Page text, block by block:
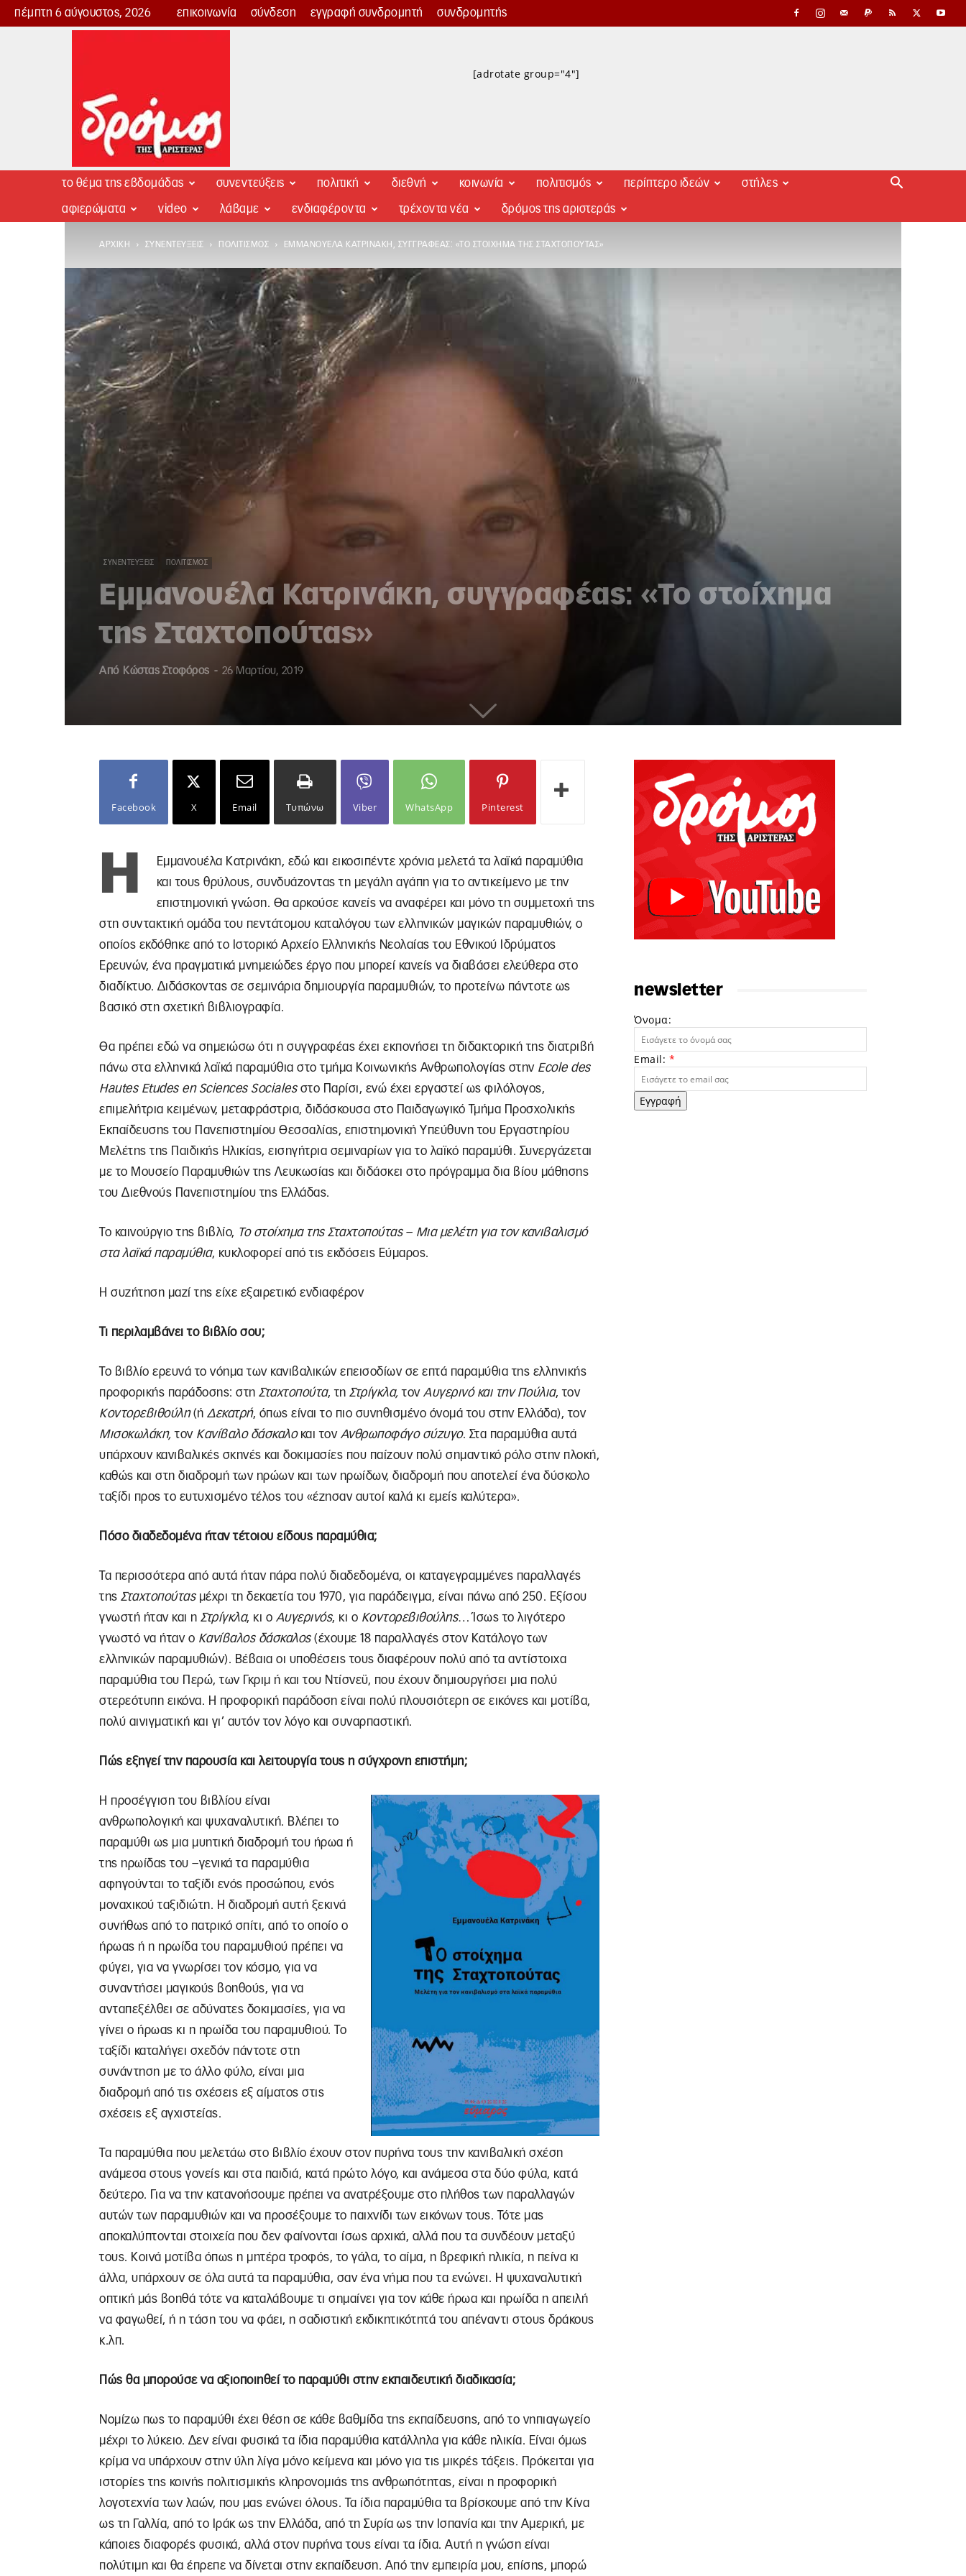
πέμπτη 6 αύγουστος, 2026 επικοινωνία σύνδεση εγγραφή συνδρομητή συνδρομητής
Δρόμος
[adrotate group="4"]
το θέμα της εβδομάδας συνεντεύξεις πολιτική διεθνή κοινωνία πολιτισμός περίπτερο ιδεών στήλες
αφιερώματα video λάβαμε ενδιαφέροντα τρέχοντα νέα δρόμος της αριστεράς
ΑΡΧΙΚΉ ΣΥΝΕΝΤΕΎΞΕΙΣ ΠΟΛΙΤΙΣΜΌΣ ΕΜΜΑΝΟΥΈΛΑ ΚΑΤΡΙΝΆΚΗ, ΣΥΓΓΡΑΦΈΑΣ: «ΤΟ ΣΤΟΊΧΗΜΑ ΤΗΣ ΣΤΑΧΤΟΠΟΎΤΑΣ»
ΣΥΝΕΝΤΕΎΞΕΙΣ ΠΟΛΙΤΙΣΜΌΣ
Εμμανουέλα Κατρινάκη, συγγραφέας: «Το στοίχημα
της Σταχτοπούτας»
Από Κώστας Στοφόρος - 26 Μαρτίου, 2019
Facebook X Email Τυπώνω Viber WhatsApp Pinterest
Η
Εμμανουέλα Κατρινάκη, εδώ και εικοσιπέντε χρόνια μελετά τα λαϊκά παραμύθια
και τους θρύλους, συνδυάζοντας τη μεγάλη αγάπη για το αντικείμενο με την
επιστημονική γνώση. Θα αρκούσε κανείς να αναφέρει και μόνο τη συμμετοχή της
στη συντακτική ομάδα του πεντάτομου καταλόγου των ελληνικών μαγικών παραμυθιών, ο
οποίος εκδόθηκε από το Ιστορικό Αρχείο Ελληνικής Νεολαίας του Εθνικού Ιδρύματος
Ερευνών, ένα πραγματικά μνημειώδες έργο που μπορεί κανείς να διαβάσει ελεύθερα στο
διαδίκτυο. Διδάσκοντας σε σεμινάρια δημιουργία παραμυθιών, το προτείνω πάντοτε ως
βασικό στη σχετική βιβλιογραφία.
Θα πρέπει εδώ να σημειώσω ότι η συγγραφέας έχει εκπονήσει τη διδακτορική της διατριβή
πάνω στα ελληνικά λαϊκά παραμύθια στο τμήμα Κοινωνικής Ανθρωπολογίας στην Ecole des
Hautes Etudes en Sciences Socialesστο Παρίσι, ενώ έχει εργαστεί ως φιλόλογος,
επιμελήτρια κειμένων, μεταφράστρια, διδάσκουσα στο Παιδαγωγικό Τμήμα Προσχολικής
Εκπαίδευσης του Πανεπιστημίου Θεσσαλίας, επιστημονική Υπεύθυνη του Εργαστηρίου
Μελέτης της Παιδικής Ηλικίας, εισηγήτρια σεμιναρίων για το λαϊκό παραμύθι. Συνεργάζεται
με το Μουσείο Παραμυθιών της Λευκωσίας και διδάσκει στο πρόγραμμα δια βίου μάθησης
του Διεθνούς Πανεπιστημίου της Ελλάδας.
Το καινούργιο της βιβλίο, Το στοίχημα της Σταχτοπούτας– Μια μελέτη για τον κανιβαλισμό
στα λαϊκά παραμύθια, κυκλοφορεί από τις εκδόσεις Εύμαρος.
Η συζήτηση μαζί της είχε εξαιρετικό ενδιαφέρον
Τι περιλαμβάνει το βιβλίο σου;
Το βιβλίο ερευνά το νόημα των κανιβαλικών επεισοδίων σε επτά παραμύθια της ελληνικής
προφορικής παράδοσης: στη Σταχτοπούτα, τη Στρίγκλα, τον Αυγερινό και την Πούλια, τον
Κοντορεβιθούλη(ή Δεκατρή, όπως είναι το πιο συνηθισμένο όνομά του στην Ελλάδα), τον
Μισοκωλάκη,τον Κανίβαλο δάσκαλοκαι τον Ανθρωποφάγο σύζυγο. Στα παραμύθια αυτά
υπάρχουν κανιβαλικές σκηνές και δοκιμασίες που παίζουν πολύ σημαντικό ρόλο στην πλοκή,
καθώς και στη διαδρομή των ηρώων και των ηρωίδων, διαδρομή που αποτελεί ένα δύσκολο
ταξίδι προς το ευτυχισμένο τέλος του «έζησαν αυτοί καλά κι εμείς καλύτερα».
Πόσο διαδεδομένα ήταν τέτοιου είδους παραμύθια;
Τα περισσότερα από αυτά ήταν πάρα πολύ διαδεδομένα, οι καταγεγραμμένες παραλλαγές
της Σταχτοπούταςμέχρι τη δεκαετία του 1970, για παράδειγμα, είναι πάνω από 250. Εξίσου
γνωστή ήταν και η Στρίγκλα, κι ο Αυγερινός, κι ο Κοντορεβιθούλης… Ίσως το λιγότερο
γνωστό να ήταν ο Κανίβαλος δάσκαλος(έχουμε 18 παραλλαγές στον Κατάλογο των
ελληνικών παραμυθιών). Βέβαια οι υποθέσεις τους διαφέρουν πολύ από τα αντίστοιχα
παραμύθια του Περώ, των Γκριμ ή και του Ντίσνεϋ, που έχουν δημιουργήσει μια πολύ
στερεότυπη εικόνα. Η προφορική παράδοση είναι πολύ πλουσιότερη σε εικόνες και μοτίβα,
πολύ αινιγματική και γι’ αυτόν τον λόγο και συναρπαστική.
Πώς εξηγεί την παρουσία και λειτουργία τους η σύγχρονη επιστήμη;
Η προσέγγιση του βιβλίου είναι
ανθρωπολογική και ψυχαναλυτική. Βλέπει το
παραμύθι ως μια μυητική διαδρομή του ήρωα ή
της ηρωίδας του –γενικά τα παραμύθια
αφηγούνται το ταξίδι ενός προσώπου, ενός
μοναχικού ταξιδιώτη. H διαδρομή αυτή ξεκινά
συνήθως από το πατρικό σπίτι, από το οποίο ο
ήρωας ή η ηρωίδα του παραμυθιού πρέπει να
φύγει, για να γνωρίσει τον κόσμο, για να
συναντήσει μαγικούς βοηθούς, για να
ανταπεξέλθει σε αδύνατες δοκιμασίες, για να
γίνει ο ήρωας κι η ηρωίδα του παραμυθιού. Το
ταξίδι καταλήγει σχεδόν πάντοτε στη
συνάντηση με το άλλο φύλο, είναι μια
διαδρομή από τις σχέσεις εξ αίματος στις
σχέσεις εξ αγχιστείας.
Τα παραμύθια που μελετάω στο βιβλίο έχουν στον πυρήνα τους την κανιβαλική σχέση
ανάμεσα στους γονείς και στα παιδιά, κατά πρώτο λόγο, και ανάμεσα στα δύο φύλα, κατά
δεύτερο. Για να την κατανοήσουμε πρέπει να ανατρέξουμε στο πλήθος των παραλλαγών
αυτών των παραμυθιών και να προσέξουμε το παιχνίδι των εικόνων τους. Τότε μας
αποκαλύπτονται στοιχεία που δεν φαίνονται ίσως αρχικά, αλλά που τα συνδέουν μεταξύ
τους. Κοινά μοτίβα όπως η μητέρα τροφός, το γάλα, το αίμα, η βρεφική ηλικία, η πείνα κι
άλλα, υπάρχουν σε όλα αυτά τα παραμύθια, σαν ένα νήμα που τα ενώνει. Η ψυχαναλυτική
οπτική μάς βοηθά τότε να καταλάβουμε τι σημαίνει για τον κάθε ήρωα και ηρωίδα η απειλή
να φαγωθεί, ή η τάση του να φάει, η σαδιστική εκδικητικότητά του απέναντι στους δράκους
κ.λπ.
Πώς θα μπορούσε να αξιοποιηθεί το παραμύθι στην εκπαιδευτική διαδικασία;
Νομίζω πως το παραμύθι έχει θέση σε κάθε βαθμίδα της εκπαίδευσης, από το νηπιαγωγείο
μέχρι το λύκειο. Δεν είναι φυσικά τα ίδια παραμύθια κατάλληλα για κάθε ηλικία. Είναι όμως
κρίμα να υπάρχουν στην ύλη λίγα μόνο κείμενα και μόνο για τις μικρές τάξεις. Πρόκειται για
ιστορίες της κοινής πολιτισμικής κληρονομιάς της ανθρωπότητας, είναι η προφορική
λογοτεχνία των λαών, που μας ενώνει όλους. Τα ίδια παραμύθια τα βρίσκουμε από την Κίνα
ως τη Γαλλία, από το Ιράκ ως την Ελλάδα, από τη Συρία ως την Ισπανία και την Αμερική, με
κάποιες διαφορές φυσικά, αλλά στον πυρήνα τους είναι τα ίδια. Αυτή η γνώση είναι
πολύτιμη και θα έπρεπε να δίνεται στην εκπαίδευση. Από την εμπειρία μου, επίσης, μπορώ
newsletter
Όνομα:
Email: *
Εγγραφή